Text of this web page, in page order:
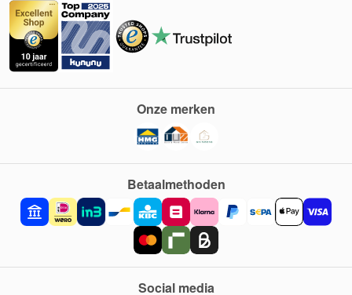
Betaalmethoden
Onze merken
Social media